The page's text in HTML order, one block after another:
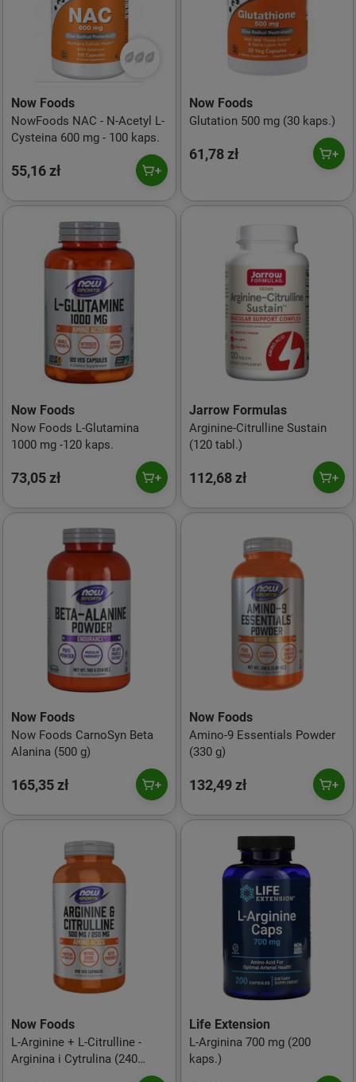
Now Foods
NowFoods NAC - N-Acetyl L-
Cysteina 600 mg - 100 kaps.
55,16 zł
Now Foods
Glutation 500 mg (30 kaps.)
61,78 zł
Now Foods
Now Foods L-Glutamina
1000 mg -120 kaps.
73,05 zł
Jarrow Formulas
Arginine-Citrulline Sustain
(120 tabl.)
112,68 zł
Now Foods
Now Foods CarnoSyn Beta
Alanina (500 g)
165,35 zł
Now Foods
Amino-9 Essentials Powder
(330 g)
132,49 zł
Now Foods
L-Arginine + L-Citrulline -
Arginina i Cytrulina (240
Life Extension
L-Arginina 700 mg (200
kaps.)